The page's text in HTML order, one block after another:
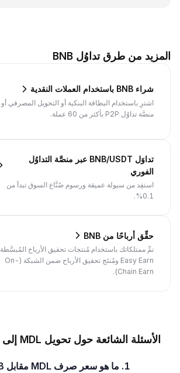
المزيد من طرق تداوُل BNB
شراء BNB باستخدام العملات النقدية
اشترِ باستخدام البطاقة البنكية أو التحويل المصرفي أو
منصَّة تداوُل P2P بأكثر من 60 عملة.
تداوَل BNB/USDT عبر منصَّة التداوُل
الفوري
استفِد من سيولة عميقة ورسوم صُنَّاع السوق تبدأ من
0.1%.
حقِّق أرباحًا من BNB
نمِّ ممتلكاتك باستخدام مُنتجات تحقيق الأرباح المُبسَّطة
Easy Earn ومُنتَج تحقيق الأرباح ضمن الشبكة (On-
Chain Earn).
الأسئلة الشائعة حول تحويل MDL إلى BNB
1. ما هو سعر صرف MDL مقابل BNB الحالي؟